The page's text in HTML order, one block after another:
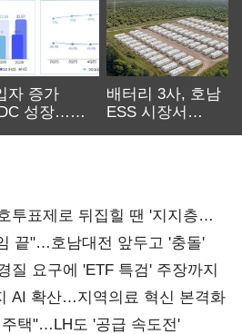
자 증가
성장…
배터리 3사, 호남
ESS 시장서
투표제로 뒤집힐 땐 '지지층
끝"…호남대전 앞두고 '충돌'
질 요구에 'ETF 특검' 주장까지
AI 확산…지역의료 혁신 본격화
택"…LH도 '공급 속도전'